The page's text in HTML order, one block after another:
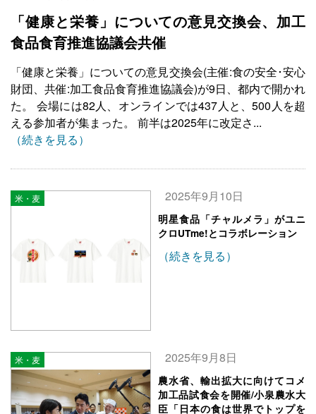
「健康と栄養」についての意見交換会、加工
食品食育推進協議会共催
「健康と栄養」についての意見交換会(主催:食の安全･安心
財団、共催:加工食品食育推進協議会)が9日、都内で開かれ
た。 会場には82人、オンラインでは437人と、500人を超
える参加者が集まった。 前半は2025年に改定さ...
（続きを見る）
米・麦 2025年9月10日
明星食品「チャルメラ」がユニ
クロUTme!とコラボレーション
（続きを見る）
米・麦 2025年9月8日
農水省、輸出拡大に向けてコメ
加工品試食会を開催/小泉農水大
臣「日本の食は世界でトップを